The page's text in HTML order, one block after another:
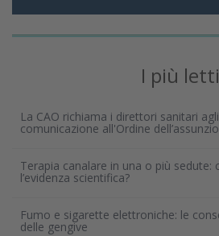
I più letti
La CAO richiama i direttori sanitari
comunicazione all'Ordine
Terapia canalare in una o più sedute:
l’evidenza scientifica?
Fumo e sigarette elettroniche: le
delle gengive